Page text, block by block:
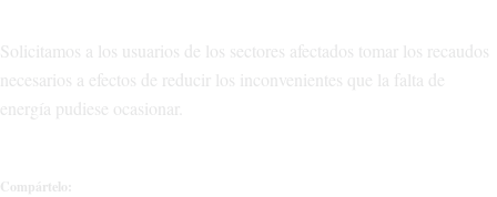
Solicitamos a los usuarios de los sectores afectados tomar los recaudos
necesarios a efectos de reducir los inconvenientes que la falta de
energía pudiese ocasionar.
Compártelo: